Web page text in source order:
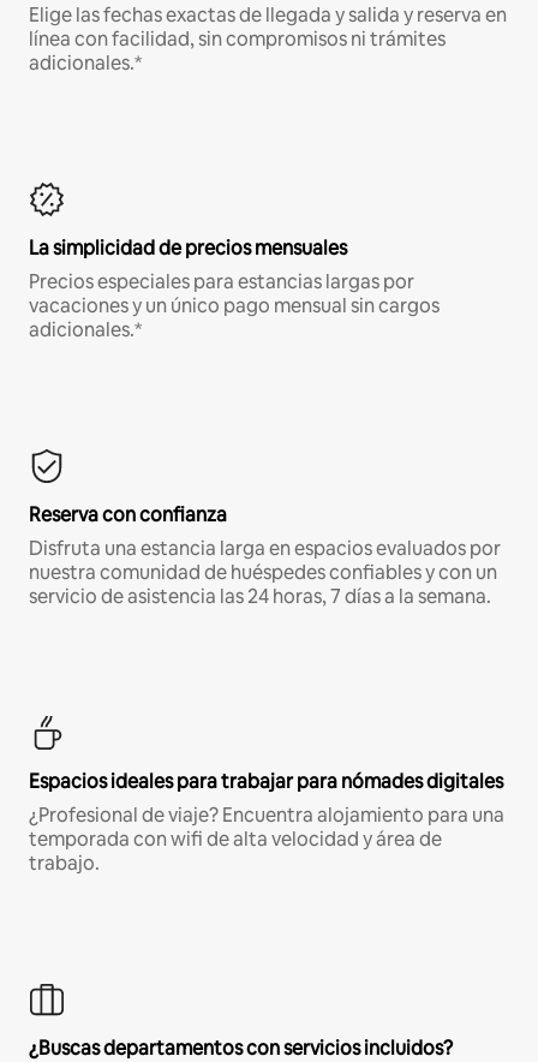
Elige las fechas exactas de llegada y salida y reserva en
línea con facilidad, sin compromisos ni trámites
adicionales.*
La simplicidad de precios mensuales
Precios especiales para estancias largas por
vacaciones y un único pago mensual sin cargos
adicionales.*
Reserva con confianza
Disfruta una estancia larga en espacios evaluados por
nuestra comunidad de huéspedes confiables y con un
servicio de asistencia las 24 horas, 7 días a la semana.
Espacios ideales para trabajar para nómades digitales
¿Profesional de viaje? Encuentra alojamiento para una
temporada con wifi de alta velocidad y área de
trabajo.
¿Buscas departamentos con servicios incluidos?